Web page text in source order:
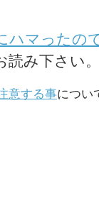
ハマったの
み下さい。
意する事につい